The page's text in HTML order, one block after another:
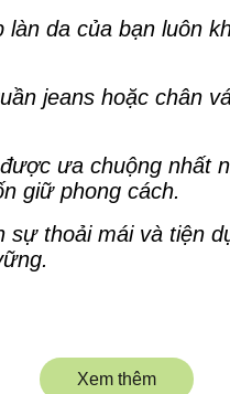
Xem thêm
da của bạn luôn
jeans hoặc chân
ưa chuộng
giữ phong cách.
thoải mái và tiện